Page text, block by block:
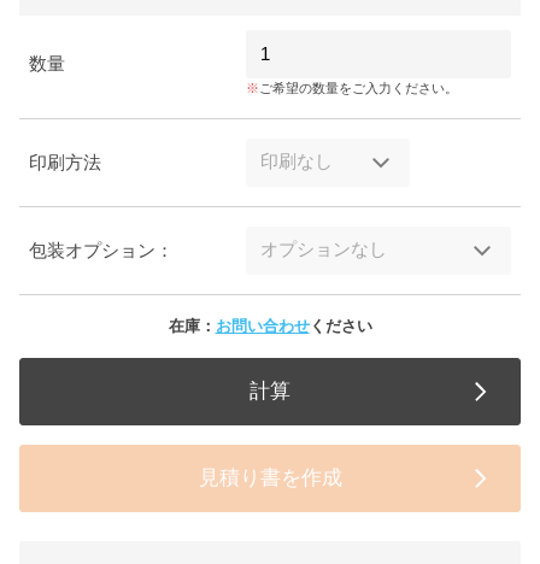
数量
ご希望の数量をご入力ください。
印刷方法
包装オプション：
在庫： お問い合わせください
計算
見積り書を作成